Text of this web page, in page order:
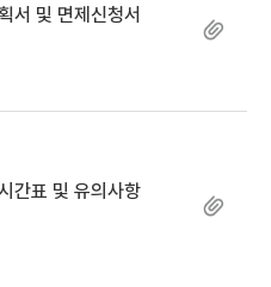
서 및 면제신청서
간표 및 유의사항